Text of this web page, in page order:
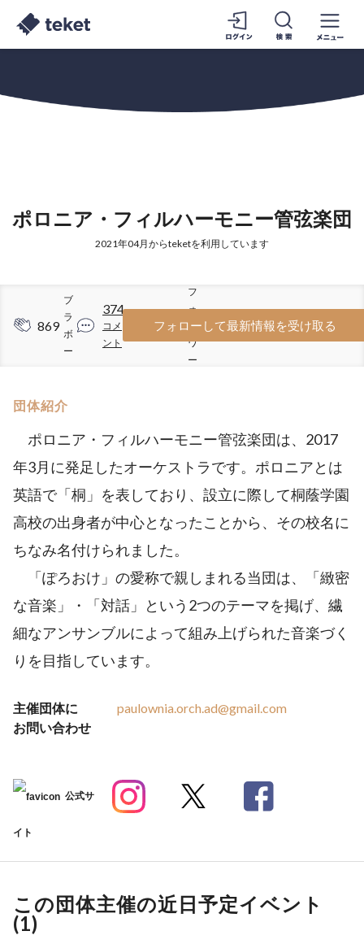
ポロニア・フィルハーモニー管弦楽団
2021年04月からteketを利用しています
869
ブ
ラ
ボ
ー
374
コメ
ント
1469
フ
ォ
ロ
ワ
ー
フォローして最新情報を受け取る
団体紹介
ポロニア・フィルハーモニー管弦楽団は、2017
年3月に発足したオーケストラです。ポロニアとは
英語で「桐」を表しており、設立に際して桐蔭学園
高校の出身者が中心となったことから、その校名に
ちなみ名付けられました。
「ぽろおけ」の愛称で親しまれる当団は、「緻密
な音楽」・「対話」という2つのテーマを掲げ、繊
細なアンサンブルによって組み上げられた音楽づく
りを目指しています。
主催団体に
お問い合わせ
paulownia.orch.ad@gmail.com
公式サ
イト
この団体主催の近日予定イベント
(1)